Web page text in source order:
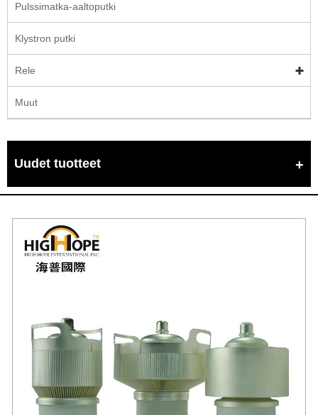
Pulssimatka-aaltoputki
Klystron putki
Rele
Muut
Uudet tuotteet